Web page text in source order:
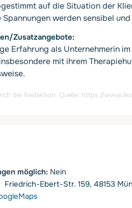
auf die Situation der
Spannungen werden sensibel
Zusatzangebote
Erfahrung als Unternehmerin
mit ihrem
die Redaktion. Quelle: https://
möglich: Nein
Friedrich-Ebert-Str. 159, 48153